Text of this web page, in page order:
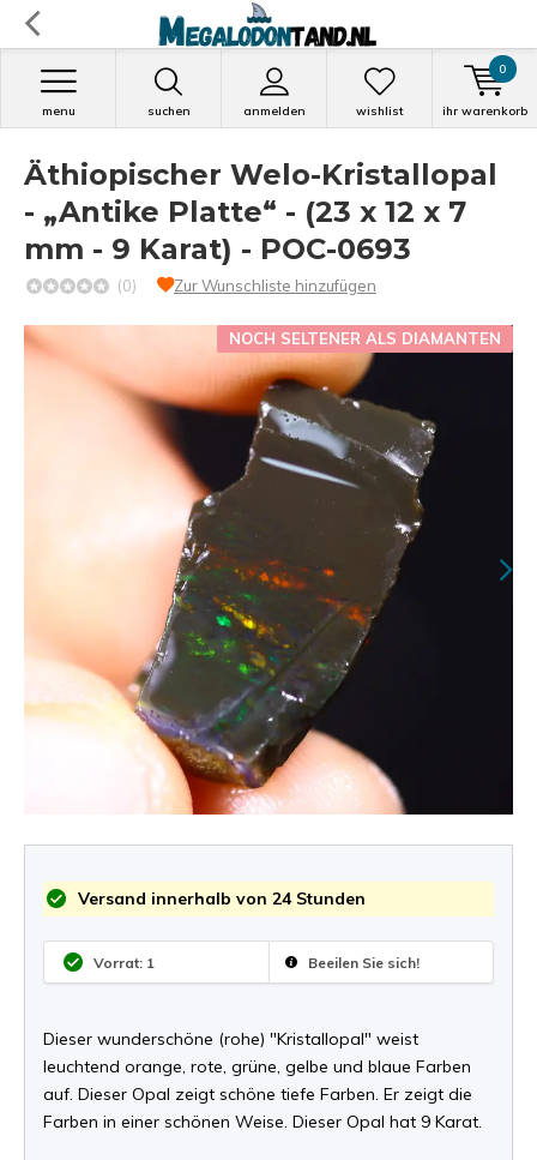
suchen anmelden
menu wishlist ihr warenkorb
0
Äthiopischer Welo-Kristallopal
- „Antike Platte“ - (23 x 12 x 7
mm - 9 Karat) - POC-0693
(0) Zur Wunschliste hinzufügen
NOCH SELTENER ALS DIAMANTEN
Versand innerhalb von 24 Stunden
Vorrat: 1 Beeilen Sie sich!
Dieser wunderschöne (rohe) "Kristallopal" weist
leuchtend orange, rote, grüne, gelbe und blaue Farben
auf. Dieser Opal zeigt schöne tiefe Farben. Er zeigt die
Farben in einer schönen Weise. Dieser Opal hat 9 Karat.